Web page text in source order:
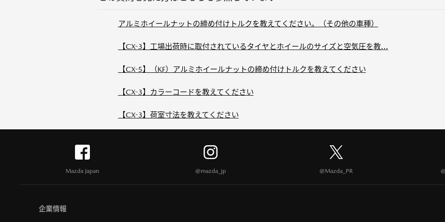
アルミホイールナットの締め付けトルクを教えてください。（その他の車種）
【CX-3】工場出荷時に取付されているタイヤとホイールのサイズと空気圧を教...
【CX-5】（KF）アルミホイールナットの締め付けトルクを教えてください
【CX-3】カラーコードを教えてください
【CX-3】荷室寸法を教えてください
Mazda Japan @mazda_jp @Mazda_PR
企業情報